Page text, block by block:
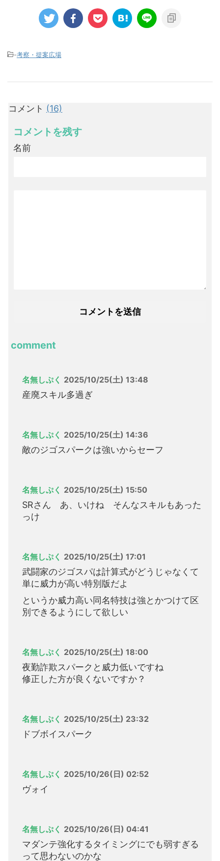
-考察・提案広場
コメント (16)
コメントを残す
名前
comment
名無しぷく 2025/10/25(土) 13:48
産廃スキル多過ぎ
名無しぷく 2025/10/25(土) 14:36
敵のジゴスパークは強いからセーフ
名無しぷく 2025/10/25(土) 15:50
SRさん あ、いけね そんなスキルもあった
っけ
名無しぷく 2025/10/25(土) 17:01
武闘家のジゴスパは計算式がどうじゃなくて
単に威力が高い特別版だよ
というか威力高い同名特技は強とかつけて区
別できるようにして欲しい
名無しぷく 2025/10/25(土) 18:00
夜勤詐欺スパークと威力低いですね
修正した方が良くないですか？
名無しぷく 2025/10/25(土) 23:32
ドブボイスパーク
名無しぷく 2025/10/26(日) 02:52
ヴォイ
名無しぷく 2025/10/26(日) 04:41
マダンテ強化するタイミングにでも弱すぎる
って思わないのかな